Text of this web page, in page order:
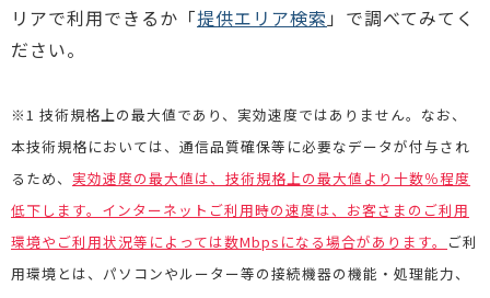
リアで利用できるか「提供エリア検索 」で調べてみてく
ださい。
※1 技術規格上の最大値であり、実効速度ではありません。なお、
本技術規格においては、通信品質確保等に必要なデータが付与され
るため、 実効速度の最大値は、技術規格上の最大値より十数％程度
低下します。インターネットご利用時の速度は、お客さまのご利用
環境やご利用状況等によっては数Mbpsになる場合があります。
ご利
用環境とは、パソコンやルーター等の接続機器の機能・処理能力、